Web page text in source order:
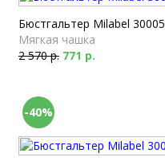
Бюстгальтер Milabel 30005
Мягкая чашка
2 570 р. 771 р.
-40%